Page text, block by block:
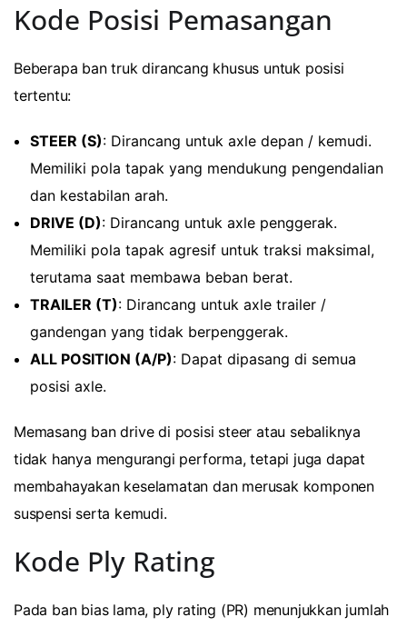
Kode Posisi Pemasangan
Beberapa ban truk dirancang khusus untuk posisi
tertentu:
STEER (S): Dirancang untuk axle depan / kemudi.
Memiliki pola tapak yang mendukung pengendalian
dan kestabilan arah.
DRIVE (D): Dirancang untuk axle penggerak.
Memiliki pola tapak agresif untuk traksi maksimal,
terutama saat membawa beban berat.
TRAILER (T): Dirancang untuk axle trailer /
gandengan yang tidak berpenggerak.
ALL POSITION (A/P): Dapat dipasang di semua
posisi axle.
Memasang ban drive di posisi steer atau sebaliknya
tidak hanya mengurangi performa, tetapi juga dapat
membahayakan keselamatan dan merusak komponen
suspensi serta kemudi.
Kode Ply Rating
Pada ban bias lama, ply rating (PR) menunjukkan jumlah